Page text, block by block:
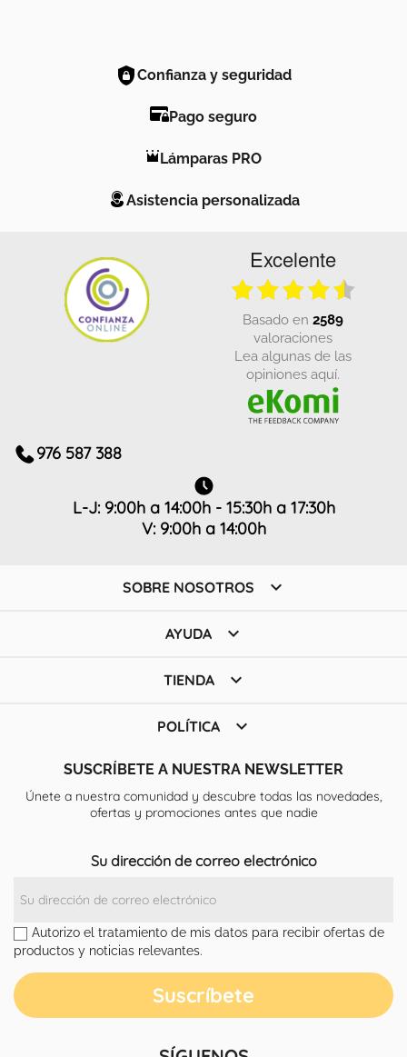
Confianza y seguridad
Pago seguro
Lámparas PRO
Asistencia personalizada
Excelente
basado en 2589
valoraciones
Lea algunas de las
opiniones aquí.
976 587 388
L-J: 9:00h a 14:00h - 15:30h a 17:30h
V: 9:00h a 14:00h
SOBRE NOSOTROS 
AYUDA 
TIENDA 
POLÍTICA 
SUSCRÍBETE A NUESTRA NEWSLETTER
Únete a nuestra comunidad y descubre todas las novedades,
ofertas y promociones antes que nadie
Su dirección de correo electrónico
Autorizo el tratamiento de mis datos para recibir ofertas de
productos y noticias relevantes.